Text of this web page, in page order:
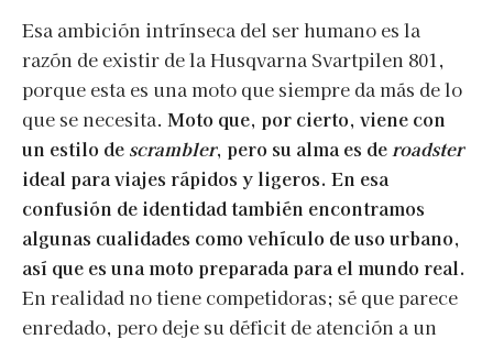
Esa ambición intrínseca del ser humano es la
razón de existir de la Husqvarna Svartpilen 801,
porque esta es una moto que siempre da más de lo
que se necesita. Moto que, por cierto, viene con
un estilo de scrambler, pero su alma es deroadster
ideal para viajes rápidos y ligeros. En esa
confusión de identidad también encontramos
algunas cualidades como vehículo de uso urbano,
así que es una moto preparada para el mundo real.
En realidad no tiene competidoras; sé que parece
enredado, pero deje su déficit de atención a un